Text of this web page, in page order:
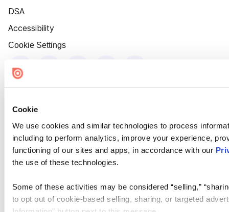
Cookie
We use cookies and similar technologies to process
including to perform analytics, improve your experience,
functioning of our sites and apps, in accordance with our
the use of these technologies.
Some of these activities may be considered “selling,”
to opt out of cookie-based selling, sharing, or targeted
DSA
Accessibility
Cookie Settings